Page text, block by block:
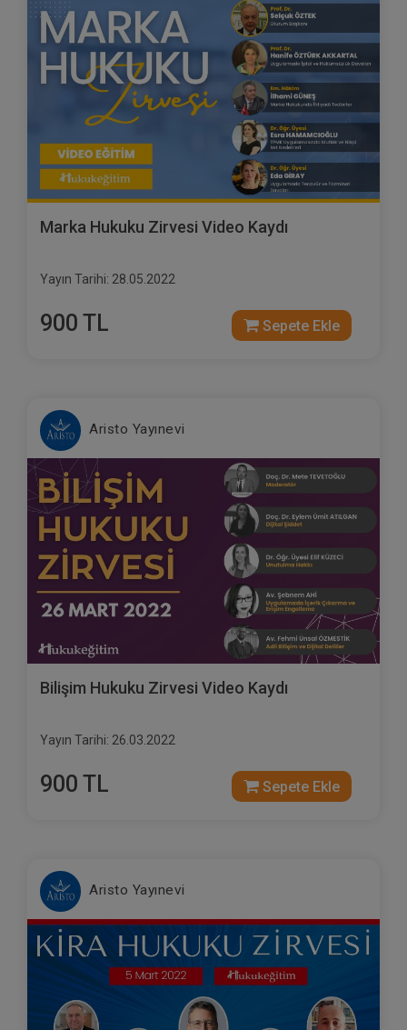
Marka Hukuku Zirvesi Video Kaydı
Yayın Tarihi: 28.05.2022
900 TL Sepete Ekle
Aristo Yayınevi
Bilişim Hukuku Zirvesi Video Kaydı
Yayın Tarihi: 26.03.2022
900 TL Sepete Ekle
Aristo Yayınevi